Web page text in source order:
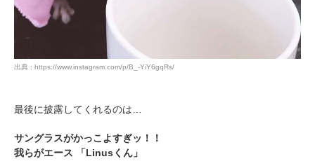
出典 : https://www.instagram.com/p/B_-YiY6gqRs/
最後に披露してくれるのは…
サングラスがかっこよすぎッ！！
我らがエース 「Linusくん」